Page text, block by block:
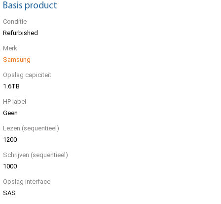
Basis product
Conditie
Refurbished
Merk
Samsung
Opslag capiciteit
1.6TB
HP label
Geen
Lezen (sequentieel)
1200
Schrijven (sequentieel)
1000
Opslag interface
SAS